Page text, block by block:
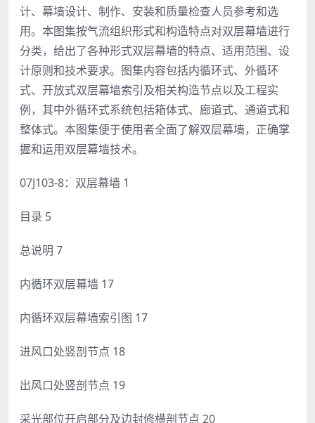
计、幕墙设计、制作、安装和质量检查人员参考和选
用。本图集按气流组织形式和构造特点对双层幕墙进行
分类，给出了各种形式双层幕墙的特点、适用范围、设
计原则和技术要求。图集内容包括内循环式、外循环
式、开放式双层幕墙索引及相关构造节点以及工程实
例，其中外循环式系统包括箱体式、廊道式、通道式和
整体式。本图集便于使用者全面了解双层幕墙，正确掌
握和运用双层幕墙技术。
07J103-8：双层幕墙 1
目录 5
总说明 7
内循环双层幕墙 17
内循环双层幕墙索引图 17
进风口处竖剖节点 18
出风口处竖剖节点 19
采光部位开启部分及边封修横剖节点 20